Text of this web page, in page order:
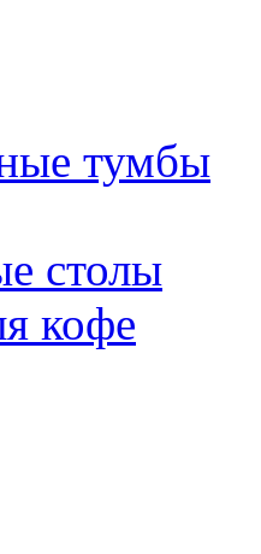
тумбы
столы
кофе